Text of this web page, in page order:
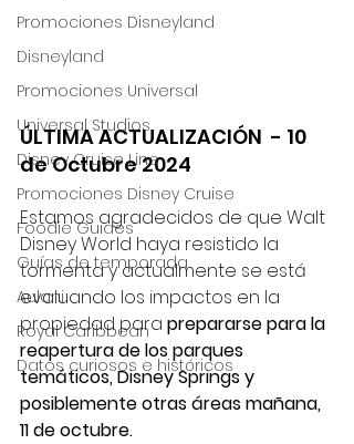
Promociones Disneyland
Disneyland
Promociones Universal
Universal Studios
Disney Cruise Line
Promociones Disney Cruise
Foodie Guides
Guías de temporada
Aulani
Royal Caribbean
Datos curiosos e históricos
ÚLTIMA ACTUALIZACIÓN  - 10
de Octubre 2024
Estamos agradecidos de que Walt
Disney World haya resistido la
tormenta y actualmente se está
evaluando los impactos en la
propiedad para prepararse para la
reapertura de los parques
temáticos, Disney Springs y
posiblemente otras áreas mañana,
11 de octubre.